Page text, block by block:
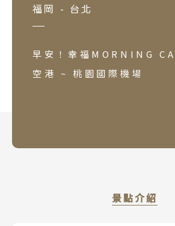
福岡 - 台北
早安！幸福MORNING
空港 ~ 桃園國際機場
景點介紹